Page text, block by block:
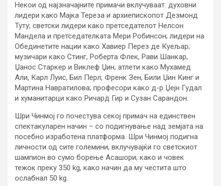
Некои од најзначајните примачи вклучуваат: духовни
лидери како Мајка Тереза и архиепископот Дезмонд
Туту; светски лидери како претседателот Нелсон
Мандела и претседателката Мери Робинсон; лидери на
Обединетите нации како Хавиер Перез де Куељар;
музичари како Стинг, Роберта Флек, Рави Шанкар,
Џанос Старкер и Виклеф Џин; атлети како Мухамед
Али, Карл Луис, Бил Перл, Френк Зен, Били Џин Кинг и
Мартина Навратилова; професори како д-р Џејн Гудал
и хуманитарци како Ричард Гир и Сузан Сарандон.
Шри Чинмој го почестува секој примач на единствен
спектакуларен начин – со подигнување над земјата на
посебно изработена платформа. Шри Чинмој подигна
личности од сите големини, вклучувајќи го светскиот
шампион во сумо борење Асашори; како и човек
тежок преку 350 kg, како начин да му честита што
ослабнал 50 kg.